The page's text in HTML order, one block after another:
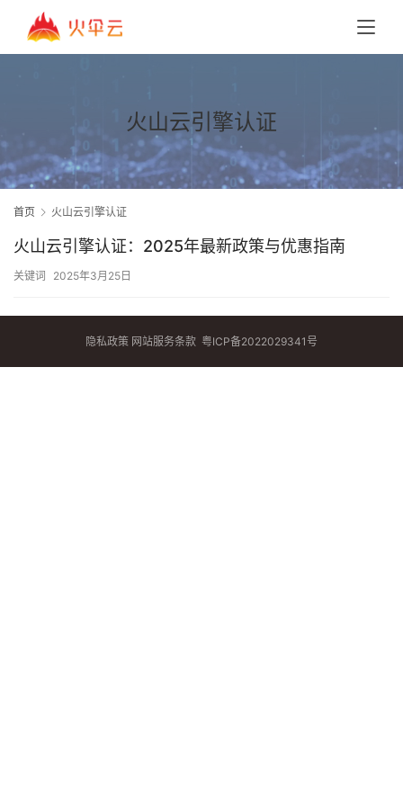
火山云引擎认证
首页 火山云引擎认证
火山云引擎认证：2025年最新政策与优惠指南
关键词 2025年3月25日
隐私政策 网站服务条款 粤ICP备2022029341号